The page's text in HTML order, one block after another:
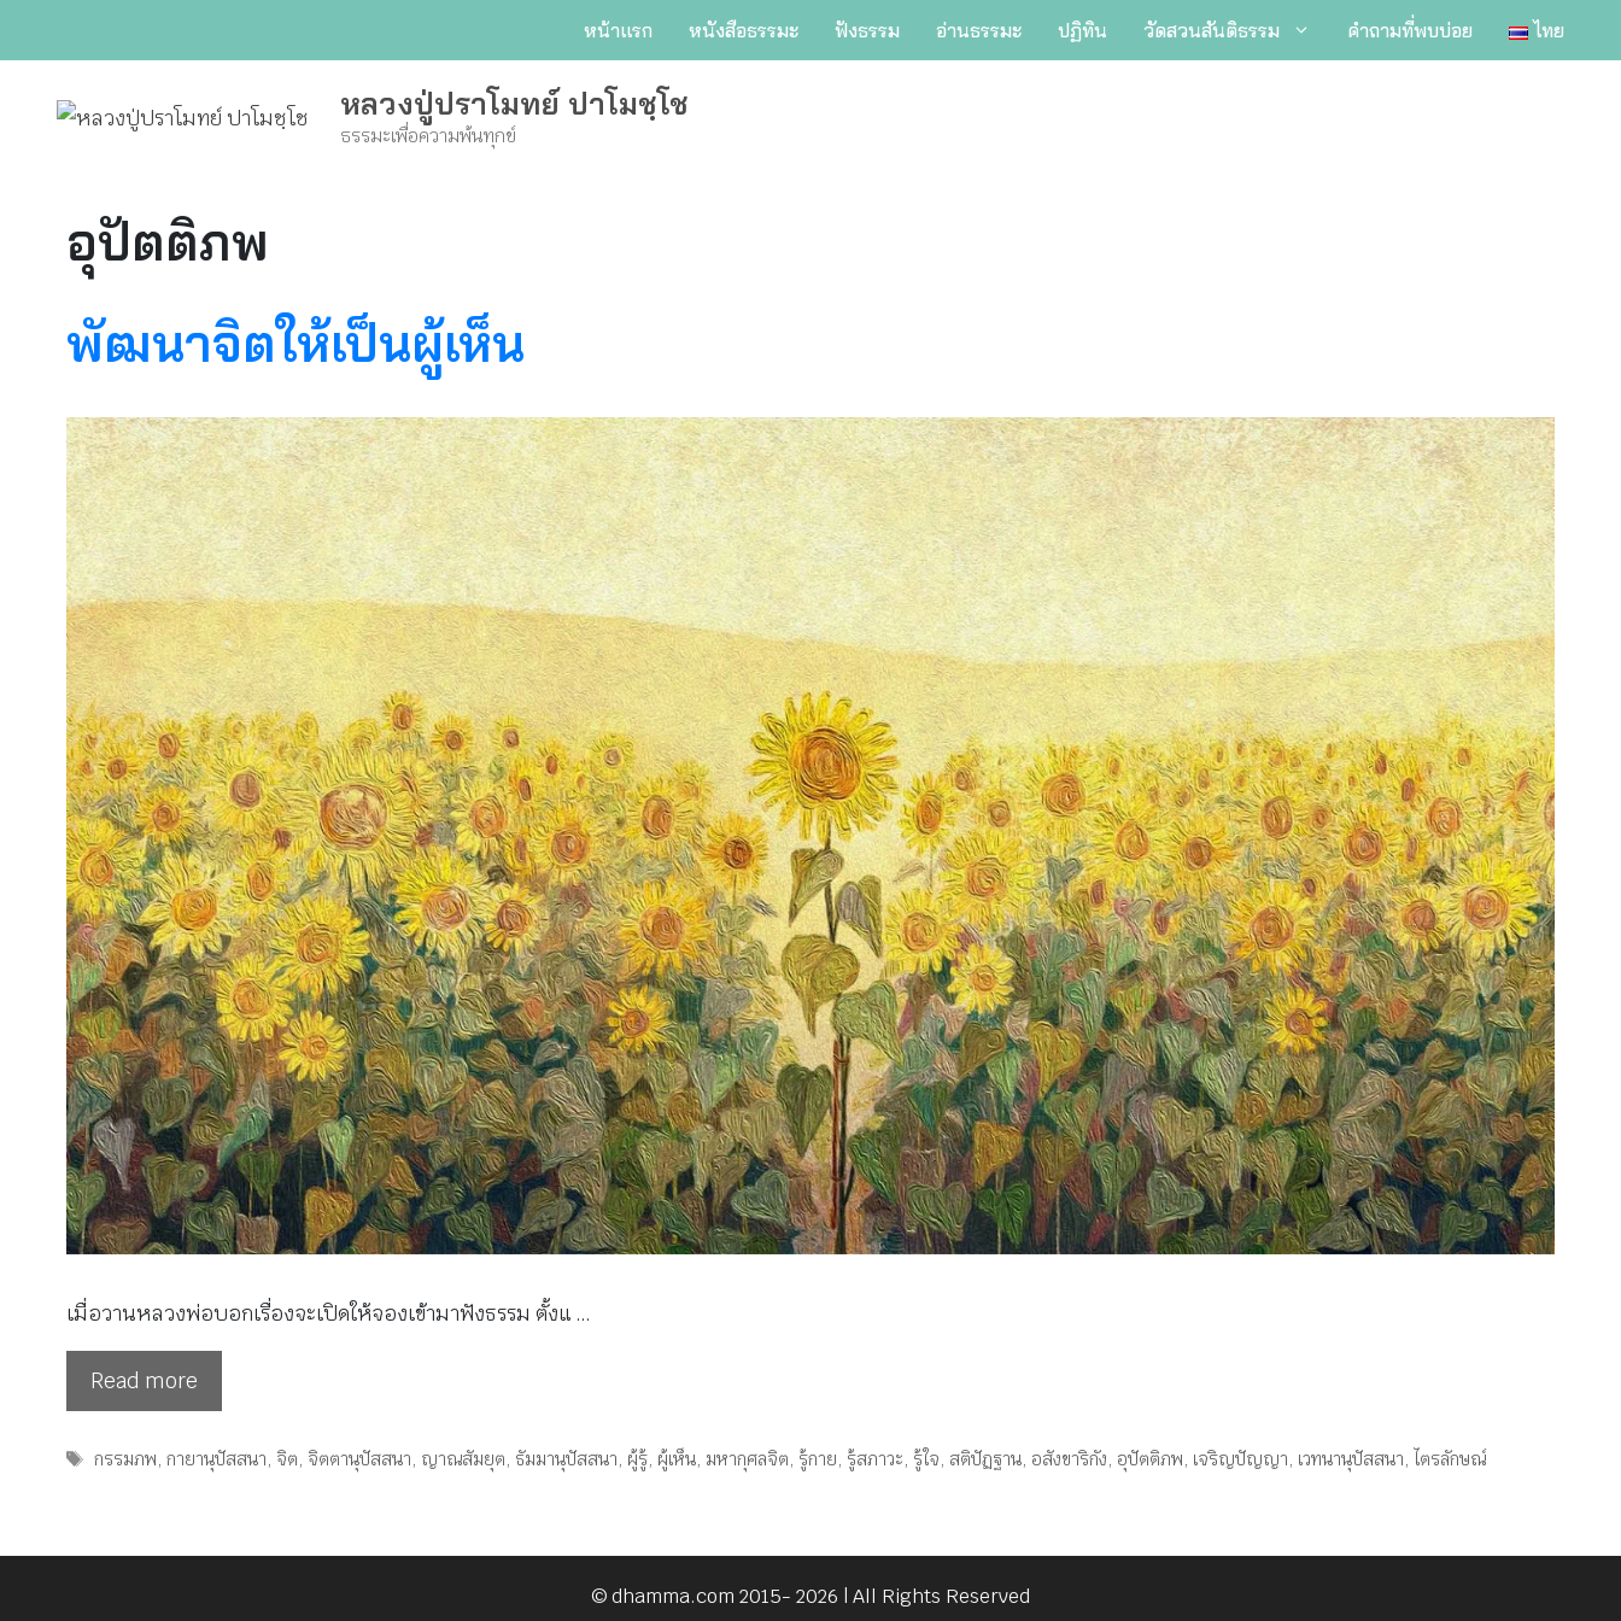
หน้าแรก หนังสือธรรมะ ฟังธรรม อ่านธรรมะ ปฏิทิน วัดสวนสันติธรรม คำถามที่พบบ่อย ไทย
หลวงปู่ปราโมทย์ ปาโมชฺโช
ธรรมะเพื่อความพ้นทุกข์
อุปัตติภพ
พัฒนาจิตให้เป็นผู้เห็น
เมื่อวานหลวงพ่อบอกเรื่องจะเปิดให้จองเข้ามาฟังธรรม ตั้งแ …
Read more
Tags
กรรมภพ,กายานุปัสสนา, จิต, จิตตานุปัสสนา, ญาณสัมยุต, ธัมมานุปัสสนา, ผู้รู้, ผู้เห็น, มหากุศลจิต, รู้กาย, รู้สภาวะ, รู้ใจ, สติปัฏฐาน, อสังขาริกัง, อุปัตติภพ, เจริญปัญญา, เวทนานุปัสสนา, ไตรลักษณ์
© dhamma.com 2015- 2026 | All Rights Reserved